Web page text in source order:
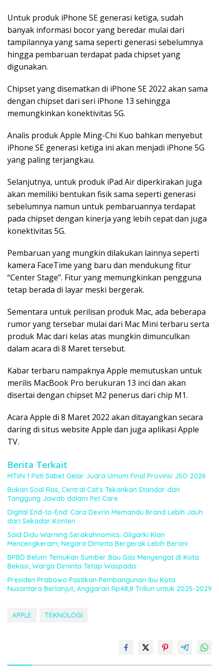
Untuk produk iPhone SE generasi ketiga, sudah
banyak informasi bocor yang beredar mulai dari
tampilannya yang sama seperti generasi sebelumnya
hingga pembaruan terdapat pada chipset yang
digunakan.
Chipset yang disematkan di iPhone SE 2022 akan sama
dengan chipset dari seri iPhone 13 sehingga
memungkinkan konektivitas 5G.
Analis produk Apple Ming-Chi Kuo bahkan menyebut
iPhone SE generasi ketiga ini akan menjadi iPhone 5G
yang paling terjangkau.
Selanjutnya, untuk produk iPad Air diperkirakan juga
akan memiliki bentukan fisik sama seperti generasi
sebelumnya namun untuk pembaruannya terdapat
pada chipset dengan kinerja yang lebih cepat dan juga
konektivitas 5G.
Pembaruan yang mungkin dilakukan lainnya seperti
kamera FaceTime yang baru dan mendukung fitur
“Center Stage”. Fitur yang memungkinkan pengguna
tetap berada di layar meski bergerak.
Sementara untuk perilisan produk Mac, ada beberapa
rumor yang tersebar mulai dari Mac Mini terbaru serta
produk Mac dari kelas atas mungkin dimunculkan
dalam acara di 8 Maret tersebut.
Kabar terbaru nampaknya Apple memutuskan untuk
merilis MacBook Pro berukuran 13 inci dan akan
disertai dengan chipset M2 penerus dari chip M1.
Acara Apple di 8 Maret 2022 akan ditayangkan secara
daring di situs website Apple dan juga aplikasi Apple
TV.
Berita Terkait
MTsN 1 Pati Sabet Gelar Juara Umum Final Provinsi JSO 2026
Bukan Soal Ras, Central Cat’s Tekankan Standar dan
Tanggung Jawab dalam Pet Care
Digital End-to-End: Cara Devrin Memandu Brand Lebih Jauh
dari Sekadar Konten
Said Didu Warning Serakahnomics: Oligarki Kian
Mencengkeram, Negara Diminta Bergerak Lebih Berani
BPBD Belum Temukan Sumber Bau Gas Menyengat di Kota
Bekasi, Warga Diminta Tetap Waspada
Presiden Prabowo Pastikan Pembangunan Ibu Kota
Nusantara Berlanjut, Anggaran Rp48,8 Triliun untuk 2025-2029
APPLE TEKNOLOGI